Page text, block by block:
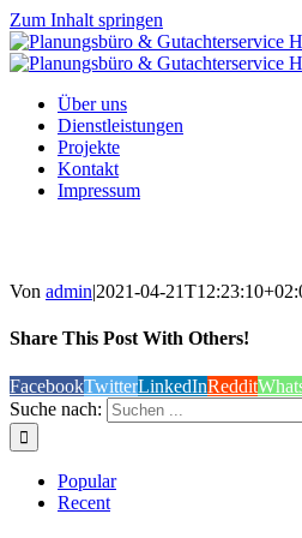
Zum Inhalt springen
Über uns
Dienstleistungen
Projekte
Kontakt
Impressum
Von admin|2021-04-
Share This Post With Others!
FacebookTwitterLinkedInReddit
Suche nach:
Popular
Recent